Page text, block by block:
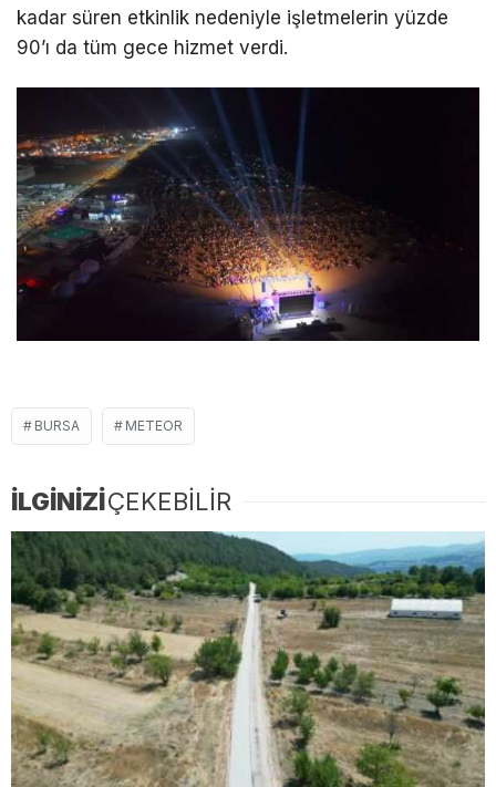
kadar süren etkinlik nedeniyle işletmelerin yüzde
90’ı da tüm gece hizmet verdi.
BURSA METEOR
İLGİNİZİÇEKEBİLİR